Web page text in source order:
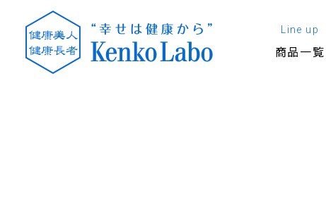
Line up
商品一覧